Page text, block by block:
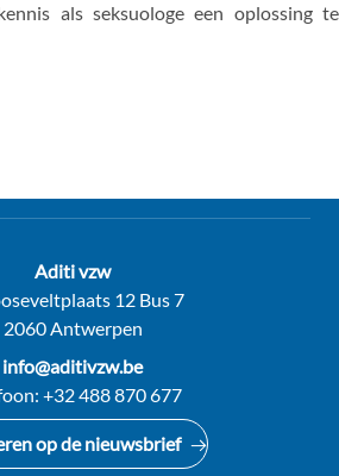
als seksuologe een oplossing te
Contact:
Aditi vzw
12 Bus 7
2060 Antwerpen
E-
mail:
info@aditivzw.be
+32 488 870 677
op de nieuwsbrief